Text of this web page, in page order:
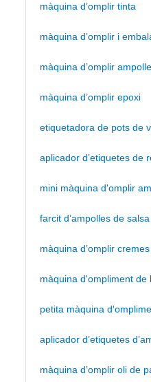
màquina d’omplir tinta
màquina d’omplir i
màquina d’omplir
màquina d’omplir epoxi
etiquetadora de pots de
aplicador d’etiquetes de
mini màquina d'omplir
farcit d’ampolles de salsa
màquina d’omplir cremes
màquina d'ompliment de
petita màquina
aplicador d’etiquetes
màquina d’omplir oli de